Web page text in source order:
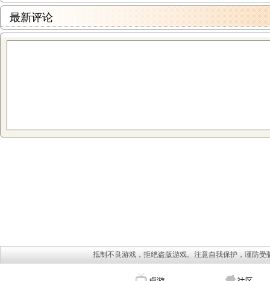
最新评论
抵制不良游戏，拒绝盗版游戏。注意自我保护，谨防